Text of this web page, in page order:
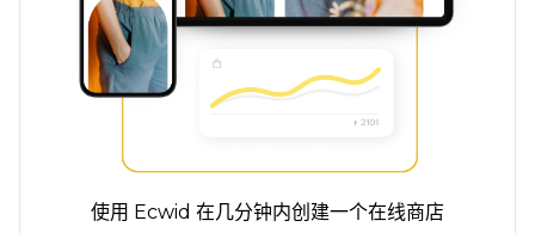
使用 Ecwid 在几分钟内创建一个在线商店